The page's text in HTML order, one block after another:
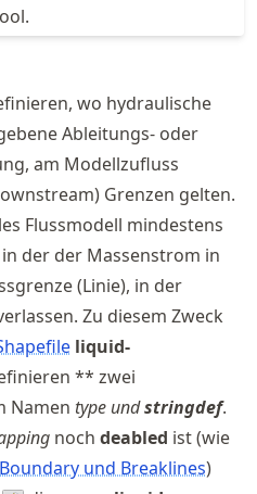
wo hydraulische
Ableitungs- oder
am Modellzufluss
Grenzen gelten.
Flussmodell mindestens
der der Massenstrom in
(Linie), in der
Zu diesem Zweck
liquid-
** zwei
Namen type undstringdef.
noch deabled ist (wie
und Breaklines)